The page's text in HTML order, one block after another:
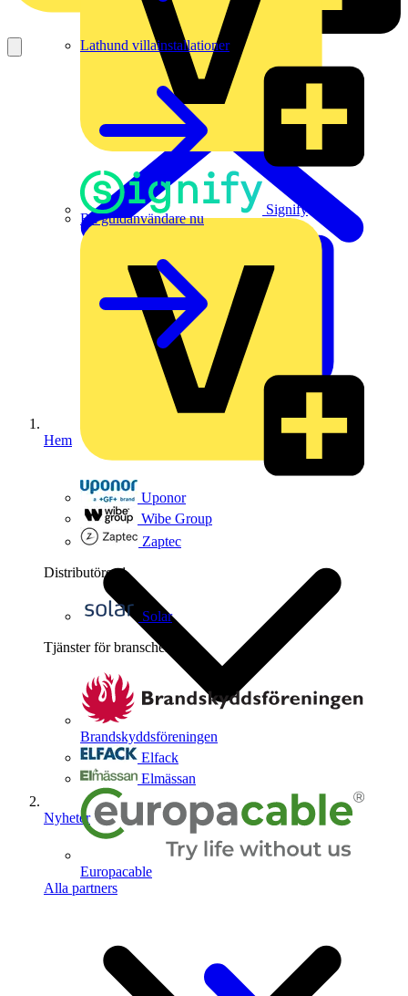
Signify
Uponor
Wibe Group
Zaptec
Distributörer 1
Solar
Tjänster för branschen
Brandskyddsföreningen
Elfack
Elmässan
Europacable
Alla partners
Lathund villainstallationer
Bli guldanvändare nu
Hem
Nyheter